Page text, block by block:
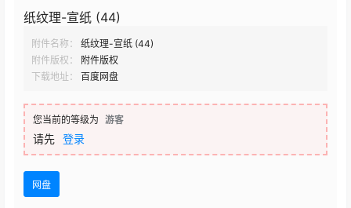
纸纹理-宣纸 (44)
附件名称：
纸纹理-宣纸 (44)
附件版权：
附件版权
下载地址：
百度网盘
您当前的等级为 游客
请先 登录
网盘